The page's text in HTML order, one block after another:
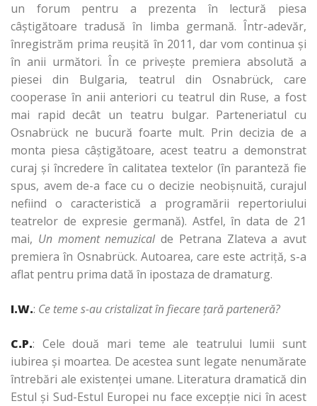
un forum pentru a prezenta în lectură piesa
câştigătoare tradusă în limba germană. Într-adevăr,
înregistrăm prima reuşită în 2011, dar vom continua şi
în anii următori. În ce priveşte premiera absolută a
piesei din Bulgaria, teatrul din Osnabrück, care
cooperase în anii anteriori cu teatrul din Ruse, a fost
mai rapid decât un teatru bulgar. Parteneriatul cu
Osnabrück ne bucură foarte mult. Prin decizia de a
monta piesa câştigătoare, acest teatru a demonstrat
curaj şi încredere în calitatea textelor (în paranteză fie
spus, avem de-a face cu o decizie neobişnuită, curajul
nefiind o caracteristică a programării repertoriului
teatrelor de expresie germană). Astfel, în data de 21
mai, Un moment nemuzicalde Petrana Zlateva a avut
premiera în Osnabrück. Autoarea, care este actriţă, s-a
aflat pentru prima dată în ipostaza de dramaturg.
I.W.: Ce teme s-au cristalizat în fiecare ţară parteneră?
C.P.: Cele două mari teme ale teatrului lumii sunt
iubirea şi moartea. De acestea sunt legate nenumărate
întrebări ale existenţei umane. Literatura dramatică din
Estul şi Sud-Estul Europei nu face excepţie nici în acest